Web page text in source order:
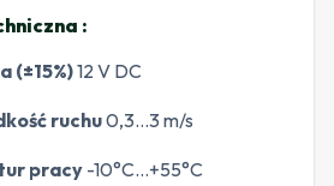
:
(±15%)12 V DC
ruchu0,3…3 m/s
pracy -10°C…+55°C